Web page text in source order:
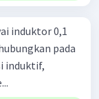
induktor 0,1
pada
induktif,